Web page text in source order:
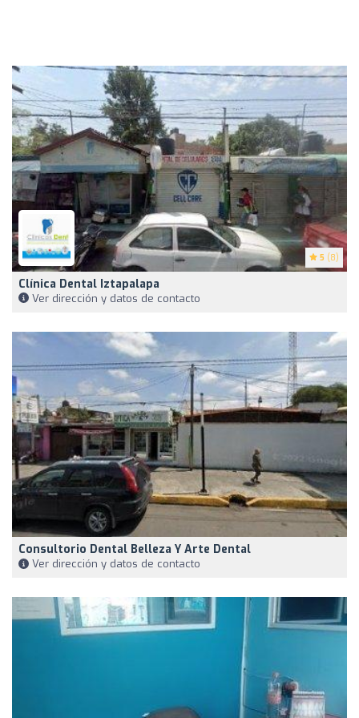
5 (8)
Clínica Dental Iztapalapa
Ver dirección y datos de contacto
Consultorio Dental Belleza Y Arte Dental
Ver dirección y datos de contacto